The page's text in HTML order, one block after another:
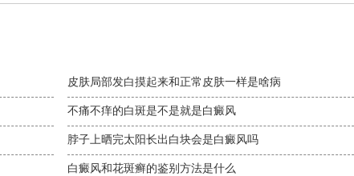
皮肤局部发白摸起来和正常皮肤一样是啥病
不痛不痒的白斑是不是就是白癜风
脖子上晒完太阳长出白块会是白癜风吗
白癜风和花斑癣的鉴别方法是什么